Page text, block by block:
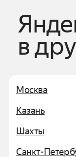
в
Москва
Казань
Шахты
Санкт-